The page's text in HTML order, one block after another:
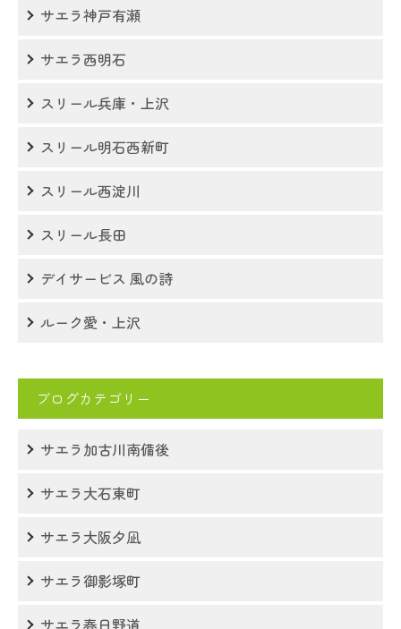
サエラ神戸有瀬
サエラ西明石
スリール兵庫・上沢
スリール明石西新町
スリール西淀川
スリール長田
デイサービス 風の詩
ルーク愛・上沢
ブログカテゴリー
サエラ加古川南備後
サエラ大石東町
サエラ大阪夕凪
サエラ御影塚町
サエラ春日野道